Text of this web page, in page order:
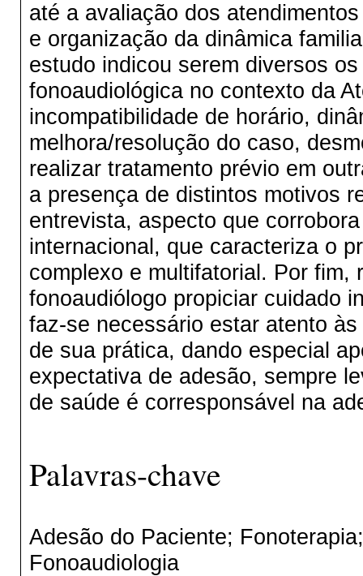
até a avaliação dos
e organização da dinâmica
estudo indicou serem diversos
fonoaudiológica no contexto da
incompatibilidade de horário,
melhora/resolução do caso,
realizar tratamento prévio em
a presença de distintos motivos
entrevista, aspecto que
internacional, que caracteriza o
complexo e multifatorial. Por fim,
fonoaudiólogo propiciar cuidado
faz-se necessário estar atento
de sua prática, dando especial
expectativa de adesão, sempre
de saúde é corresponsável na
Palavras-chave
Adesão do Paciente;
Fonoaudiologia